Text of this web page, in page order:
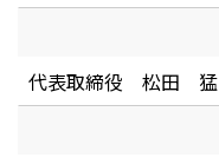
代表取締役 松田 猛